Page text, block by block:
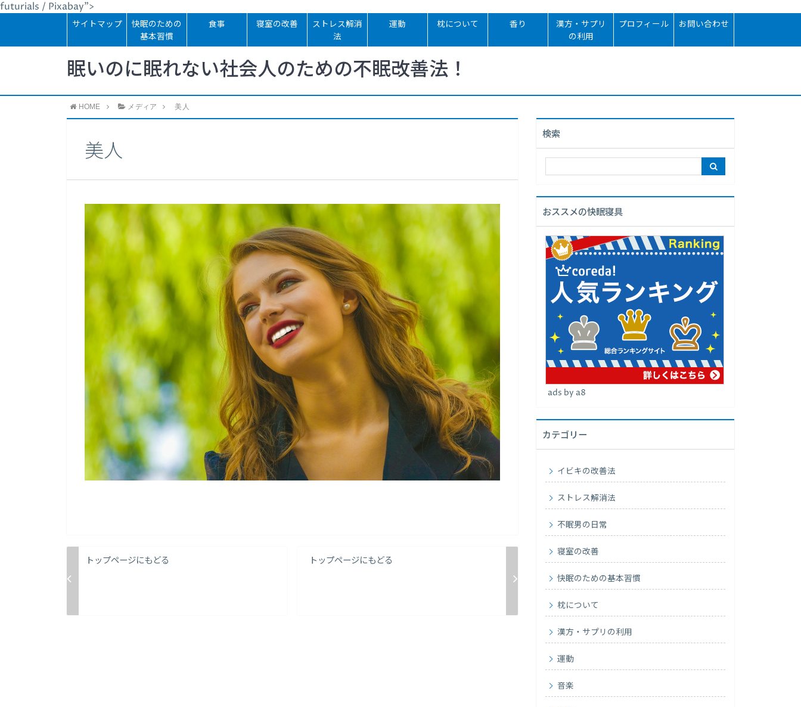
futurials / Pixabay">
サイトマップ
快眠のための
基本習慣
食事 寝室の改善
ストレス解消
法
運動 枕について 香り
漢方・サプリ
の利用
プロフィール お問い合わせ
眠いのに眠れない社会人のための不眠改善法！
HOME メディア 美人
美人
トップページにもどる トップページにもどる
検索
おススメの快眠寝具
ads by a8
カテゴリー
イビキの改善法
ストレス解消法
不眠男の日常
寝室の改善
快眠のための基本習慣
枕について
漢方・サプリの利用
運動
音楽